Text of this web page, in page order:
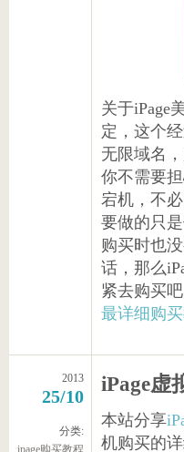
关于iPage
定，这个
无限域名
你不需要
宕机，不
要做的只
购买时也
话，那么
紧去购买
最详细购
2013
25/10
分类:
ipage购买教程
iPage虚
本站分享
机购买的